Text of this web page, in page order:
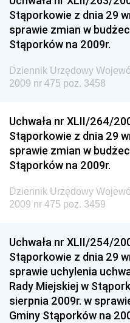
Dziennik Urzędowy
Gospodarki Terenowej i
Dziennik Urzędowy
Gospodarki
Dziennik Urzędowy
Dziennik Urzędowy
Chemicznego i Lekkiego
Dziennik Urzędowy
Gospodarki
Dziennik Urzędowy
Społecznej
Dziennik Urzędowy
Dziennik Urzędowy
Budownictwa
Dziennik Urzędowy
Żeglugi Śródlądowej
Stąporkowie z dnia 29
sprawie zmian w
Stąporków na 2009r.
Dziennik Urzędowy
2009 nr 475 poz. 3458
Uchwała nr XLII/264/
Stąporkowie z dnia 29
sprawie zmian w
Stąporków na 2009r.
Dziennik Urzędowy
2009 nr 475 poz. 3459
Uchwała nr XLII/254/
Stąporkowie z dnia 29
sprawie uchylenia
Rady Miejskiej w
sierpnia 2009r. w
Gminy Stąporków na